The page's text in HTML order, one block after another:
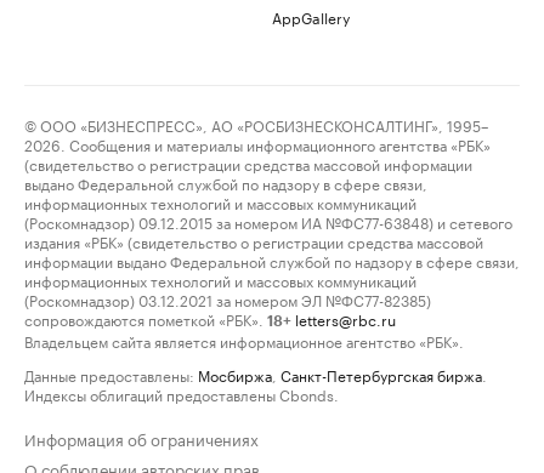
AppGallery
© ООО «БИЗНЕСПРЕСС», АО «РОСБИЗНЕСКОНСАЛТИНГ», 1995–
2026. Сообщения и материалы информационного агентства «РБК»
(свидетельство о регистрации средства массовой информации
выдано Федеральной службой по надзору в сфере связи,
информационных технологий и массовых коммуникаций
(Роскомнадзор) 09.12.2015 за номером ИА №ФС77-63848) и сетевого
издания «РБК» (свидетельство о регистрации средства массовой
информации выдано Федеральной службой по надзору в сфере связи,
информационных технологий и массовых коммуникаций
(Роскомнадзор) 03.12.2021 за номером ЭЛ №ФС77-82385)
сопровождаются пометкой «РБК».
18+ letters@rbc.ru
Владельцем сайта является информационное агентство «РБК».
Данные предоставлены: Мосбиржа Санкт-Петербургская биржа
Индексы облигаций предоставлены Cbonds.
Информация об ограничениях
О соблюдении авторских прав